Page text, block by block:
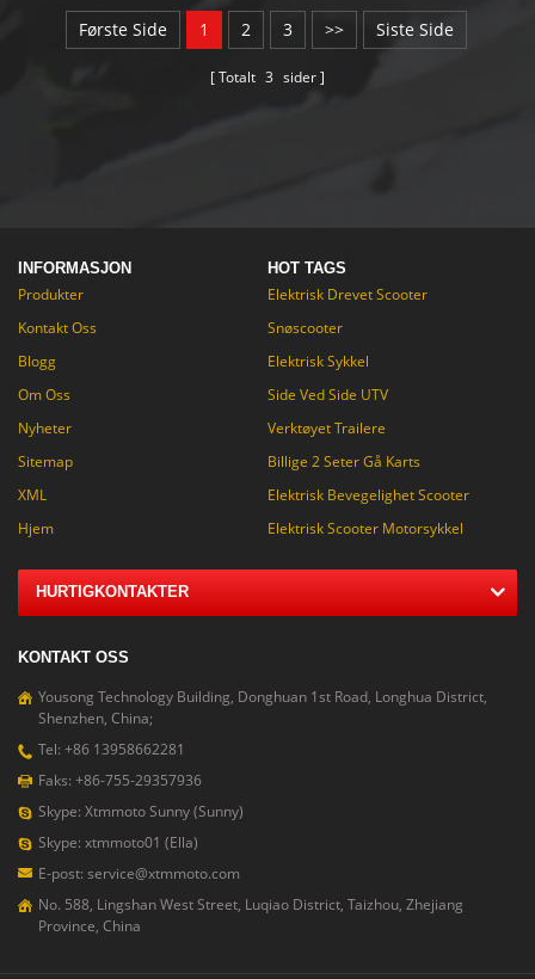
Første Side 1 2 3 >> Siste Side
Totalt 3 sider
INFORMASJON
Produkter
Kontakt Oss
Blogg
Om Oss
Nyheter
Sitemap
XML
Hjem
HOT TAGS
Elektrisk Drevet Scooter
Snøscooter
Elektrisk Sykkel
Side Ved Side UTV
Verktøyet Trailere
Billige 2 Seter Gå Karts
Elektrisk Bevegelighet Scooter
Elektrisk Scooter Motorsykkel
HURTIGKONTAKTER
KONTAKT OSS
Yousong Technology Building, Donghuan 1st Road, Longhua District,
Shenzhen, China;
Tel: +86 13958662281
Faks: +86-755-29357936
Skype: Xtmmoto Sunny (Sunny)
Skype: xtmmoto01 (Ella)
E-post: service@xtmmoto.com
No. 588, Lingshan West Street, Luqiao District, Taizhou, Zhejiang
Province, China